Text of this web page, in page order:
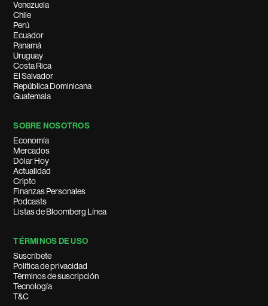
Venezuela
Chile
Perú
Ecuador
Panamá
Uruguay
Costa Rica
El Salvador
República Dominicana
Guatemala
SOBRE NOSOTROS
Economía
Mercados
Dólar Hoy
Actualidad
Cripto
Finanzas Personales
Podcasts
Listas de Bloomberg Línea
TÉRMINOS DE USO
Suscríbete
Política de privacidad
Términos de suscripción
Tecnología
T&C